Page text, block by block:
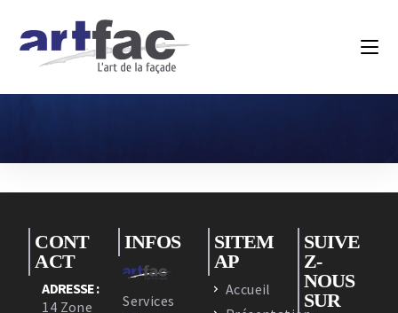
CONT
ACT
ADRESSE :
14 Zone
INFOS
Services
SITEM
AP
Accueil
SUIVE
Z-
NOUS
SUR